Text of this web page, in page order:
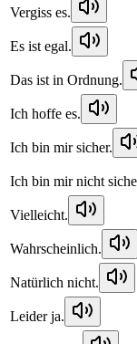
Vergiss es.
Es ist egal.
Das ist in Ordnung.
Ich hoffe es.
Ich bin mir sicher.
Ich bin mir nicht
Vielleicht.
Wahrscheinlich.
Natürlich nicht.
Leider ja.